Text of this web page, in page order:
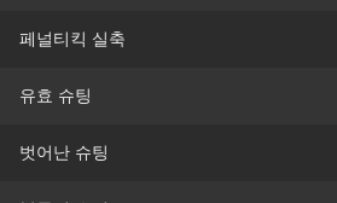
페널티킥 실축
유효 슈팅
벗어난 슈팅